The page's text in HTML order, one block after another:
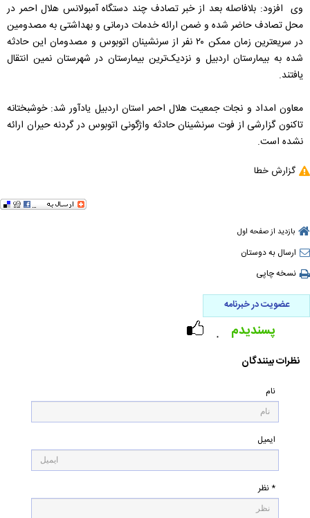
وی افزود: بلافاصله بعد از خبر تصادف چند دستگاه آمبولانس هلال احمر در
محل تصادف حاضر شده و ضمن ارائه خدمات درمانی و بهداشتی به مصدومین
در سریعترین زمان ممکن ۲۰ نفر از سرنشینان اتوبوس و مصدومان این حادثه
شده به بیمارستان اردبیل و نزدیک‌ترین بیمارستان در شهرستان نمین انتقال
یافتند.
معاون امداد و نجات جمعیت هلال احمر استان اردبیل یادآور شد: خوشبختانه
تاکنون گزارشی از فوت سرنشینان حادثه واژگونی اتوبوس در گردنه حیران ارائه
نشده است.
گزارش خطا
بازدید از صفحه اول
ارسال به دوستان
نسخه چاپی
عضویت در خبرنامه
۰ پسندیدم
نظرات بینندگان
نام
ایمیل
* نظر